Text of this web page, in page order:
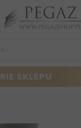
SKLEPU